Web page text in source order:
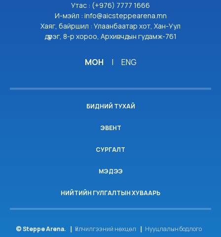
Утас : (+976) 7777 1666
И-мэйл : info@aicsteppearena.mn
Хаяг, байршил : Улаанбаатар хот, Хан-Уул
дүүрэг, 8-р хороо, Архивчдын гудамж-761
МОН | ENG
БИДНИЙ ТУХАЙ
ЭВЕНТ
СУРГАЛТ
МЭДЭЭ
НИЙТИЙН ГУЛГАЛТЫН ХУВААРЬ
© Steppe Arena. Үйлчилгээний нөхцөл Нууцлалын бодлого